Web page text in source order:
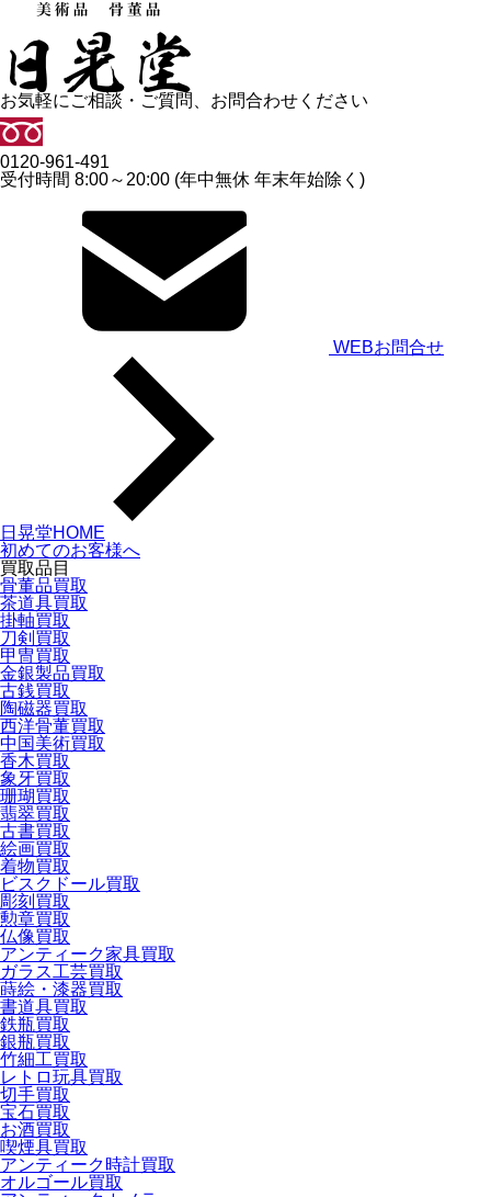
お気軽にご相談・ご質問、お問合わせください
0120-961-491
受付時間 8:00～20:00 (年中無休 年末年始除く)
WEBお問合せ
日晃堂HOME
初めてのお客様へ
買取品目
骨董品買取
茶道具買取
掛軸買取
刀剣買取
甲冑買取
金銀製品買取
古銭買取
陶磁器買取
西洋骨董買取
中国美術買取
香木買取
象牙買取
珊瑚買取
翡翠買取
古書買取
絵画買取
着物買取
ビスクドール買取
彫刻買取
勲章買取
仏像買取
アンティーク家具買取
ガラス工芸買取
蒔絵・漆器買取
書道具買取
鉄瓶買取
銀瓶買取
竹細工買取
レトロ玩具買取
切手買取
宝石買取
お酒買取
喫煙具買取
アンティーク時計買取
オルゴール買取